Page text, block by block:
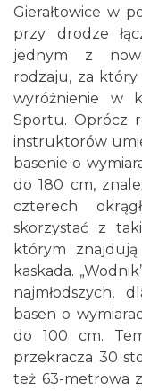
Gierałtowice w
przy drodze
jednym z
rodzaju, za który
wyróżnienie w
Sportu. Oprócz
instruktorów
basenie o
do 180 cm,
czterech
skorzystać z
którym
kaskada.
najmłodszych,
basen o
do 100 cm.
przekracza 30
też 63-metrowa